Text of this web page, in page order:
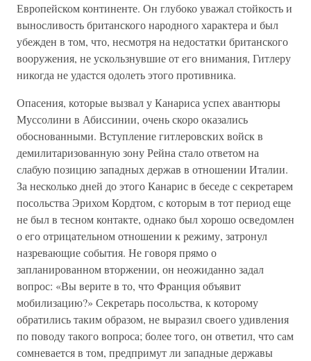
Европейском континенте. Он глубоко уважал стойкость и
выносливость британского народного характера и был
убежден в том, что, несмотря на недостатки британского
вооружения, не ускользнувшие от его внимания, Гитлеру
никогда не удастся одолеть этого противника.
Опасения, которые вызвал у Канариса успех авантюры
Муссолини в Абиссинии, очень скоро оказались
обоснованными. Вступление гитлеровских войск в
демилитаризованную зону Рейна стало ответом на
слабую позицию западных держав в отношении Италии.
За несколько дней до этого Канарис в беседе с секретарем
посольства Эрихом Кордтом, с которым в тот период еще
не был в тесном контакте, однако был хорошо осведомлен
о его отрицательном отношении к режиму, затронул
назревающие события. Не говоря прямо о
запланированном вторжении, он неожиданно задал
вопрос: «Вы верите в то, что Франция объявит
мобилизацию?» Секретарь посольства, к которому
обратились таким образом, не выразил своего удивления
по поводу такого вопроса; более того, он ответил, что сам
сомневается в том, предпримут ли западные державы